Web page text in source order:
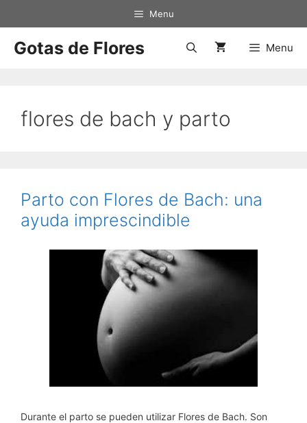
Menu
Gotas de Flores Menu
flores de bach y parto
Parto con Flores de Bach: una
ayuda imprescindible
Durante el parto se pueden utilizar Flores de Bach. Son